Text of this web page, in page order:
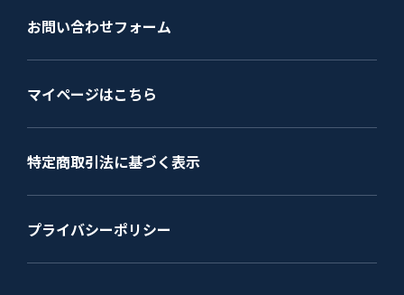
お問い合わせフォーム
マイページはこちら
特定商取引法に基づく表示
プライバシーポリシー